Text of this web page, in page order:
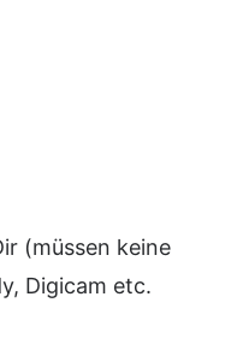
(müssen keine
Digicam etc.